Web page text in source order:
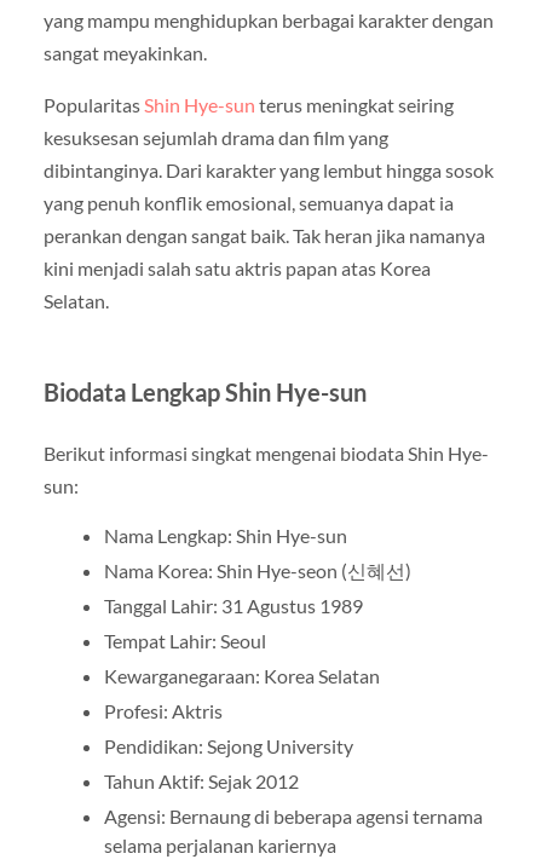
yang mampu menghidupkan berbagai karakter dengan
sangat meyakinkan.
PopularitasShin Hye-sun terus meningkat seiring
kesuksesan sejumlah drama dan film yang
dibintanginya. Dari karakter yang lembut hingga sosok
yang penuh konflik emosional, semuanya dapat ia
perankan dengan sangat baik. Tak heran jika namanya
kini menjadi salah satu aktris papan atas Korea
Selatan.
Biodata Lengkap Shin Hye-sun
Berikut informasi singkat mengenai biodata Shin Hye-
sun:
Nama Lengkap: Shin Hye-sun
Nama Korea: Shin Hye-seon (신혜선)
Tanggal Lahir: 31 Agustus 1989
Tempat Lahir: Seoul
Kewarganegaraan: Korea Selatan
Profesi: Aktris
Pendidikan: Sejong University
Tahun Aktif: Sejak 2012
Agensi: Bernaung di beberapa agensi ternama
selama perjalanan kariernya